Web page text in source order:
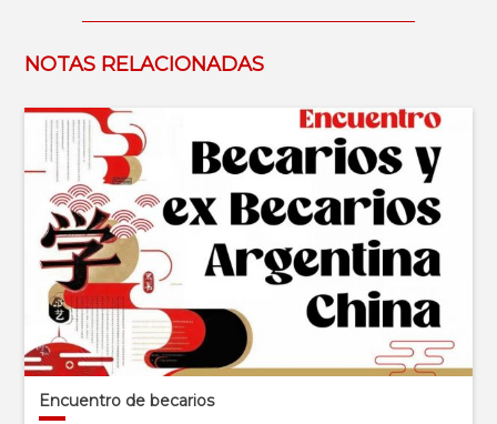
NOTAS RELACIONADAS
Encuentro de becarios